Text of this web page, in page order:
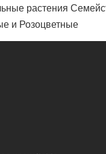
растения
и Розоцветные